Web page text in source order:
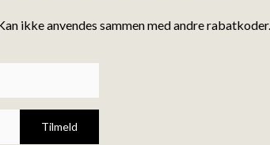
ikke anvendes sammen med andre rabatkoder.
Tilmeld